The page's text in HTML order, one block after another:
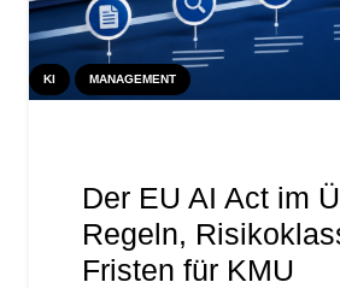
KI MANAGEMENT
Der EU AI Act im
Regeln,
Fristen für KMU